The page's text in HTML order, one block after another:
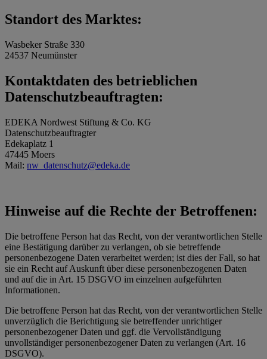
Standort des Marktes:
Wasbeker Straße 330
24537 Neumünster
Kontaktdaten des betrieblichen
Datenschutzbeauftragten:
EDEKA Nordwest Stiftung & Co. KG
Datenschutzbeauftragter
Edekaplatz 1
47445 Moers
Mail: nw_datenschutz@edeka.de
Hinweise auf die Rechte der Betroffenen:
Die betroffene Person hat das Recht, von der verantwortlichen Stelle
eine Bestätigung darüber zu verlangen, ob sie betreffende
personenbezogene Daten verarbeitet werden; ist dies der Fall, so hat
sie ein Recht auf Auskunft über diese personenbezogenen Daten
und auf die in Art. 15 DSGVO im einzelnen aufgeführten
Informationen.
Die betroffene Person hat das Recht, von der verantwortlichen Stelle
unverzüglich die Berichtigung sie betreffender unrichtiger
personenbezogener Daten und ggf. die Vervollständigung
unvollständiger personenbezogener Daten zu verlangen (Art. 16
DSGVO).